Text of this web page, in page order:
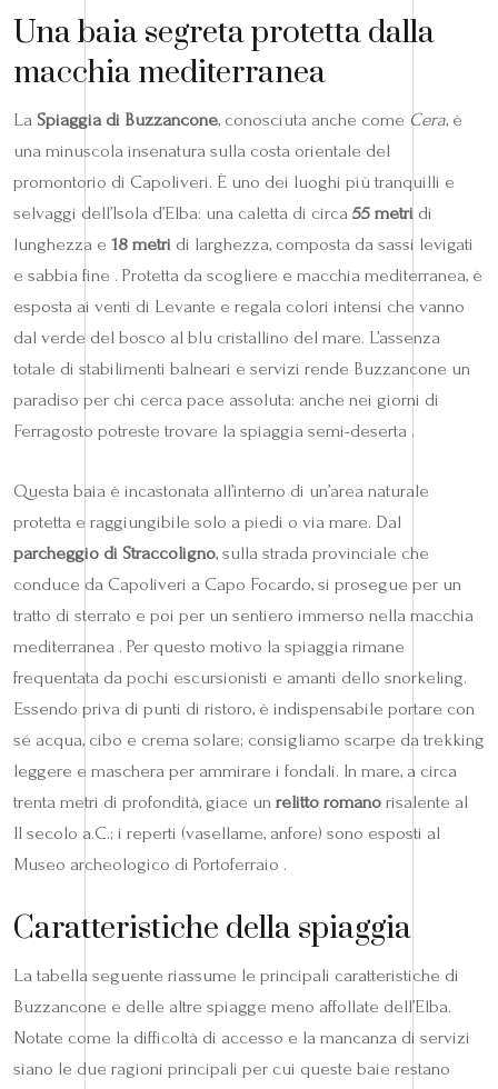
Una baia segreta protetta dalla
macchia mediterranea
La Spiaggia di Buzzancone, conosciuta anche come Cera, è
una minuscola insenatura sulla costa orientale del
promontorio di Capoliveri. È uno dei luoghi più tranquilli e
selvaggi dell’Isola d’Elba: una caletta di circa 55 metri di
lunghezza e 18 metri di larghezza, composta da sassi levigati
e sabbia fine . Protetta da scogliere e macchia mediterranea, è
esposta ai venti di Levante e regala colori intensi che vanno
dal verde del bosco al blu cristallino del mare. L’assenza
totale di stabilimenti balneari e servizi rende Buzzancone un
paradiso per chi cerca pace assoluta: anche nei giorni di
Ferragosto potreste trovare la spiaggia semi-deserta .
Questa baia è incastonata all’interno di un’area naturale
protetta e raggiungibile solo a piedi o via mare. Dal
parcheggio di Straccoligno, sulla strada provinciale che
conduce da Capoliveri a Capo Focardo, si prosegue per un
tratto di sterrato e poi per un sentiero immerso nella macchia
mediterranea . Per questo motivo la spiaggia rimane
frequentata da pochi escursionisti e amanti dello snorkeling.
Essendo priva di punti di ristoro, è indispensabile portare con
sé acqua, cibo e crema solare; consigliamo scarpe da trekking
leggere e maschera per ammirare i fondali. In mare, a circa
trenta metri di profondità, giace un relitto romano risalente al
II secolo a.C.; i reperti (vasellame, anfore) sono esposti al
Museo archeologico di Portoferraio .
Caratteristiche della spiaggia
La tabella seguente riassume le principali caratteristiche di
Buzzancone e delle altre spiagge meno affollate dell’Elba.
Notate come la difficoltà di accesso e la mancanza di servizi
siano le due ragioni principali per cui queste baie restano